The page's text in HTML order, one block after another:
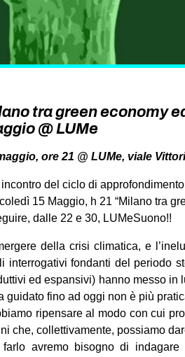
tra green economy
@ LUMe
ore 21 @ LUMe, viale
del ciclo di
15 Maggio, h 21 “Milano tra
dalle 22 e 30, LUMeSuono!!
della crisi climatica, e
interrogativi fondanti del periodo
ed espansivi) hanno messo
guidato fino ad oggi non è più
ripensare al modo con cui
che, collettivamente, possiamo
farlo avremo bisogno di